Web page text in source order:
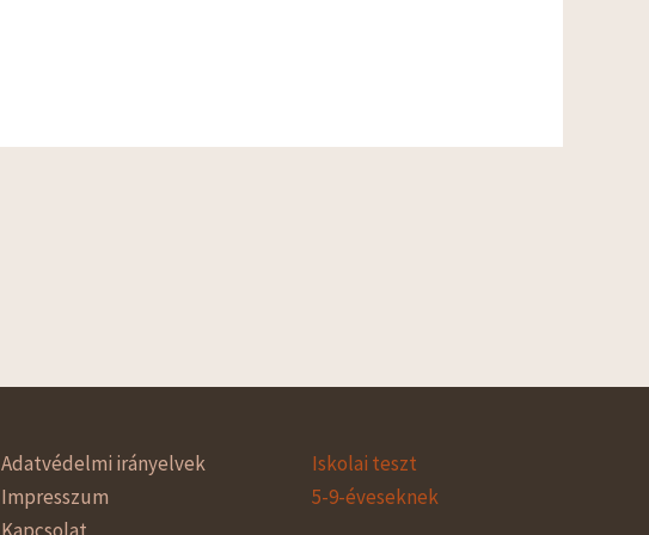
Adatvédelmi irányelvek
Impresszum
Iskolai teszt
5-9-éveseknek